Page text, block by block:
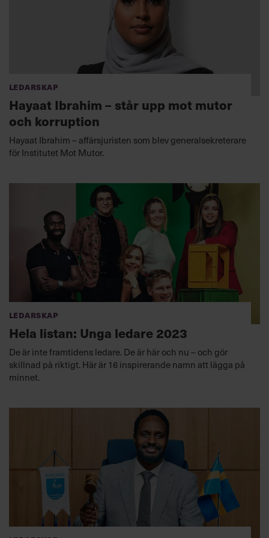
Ledarskap
Hayaat Ibrahim – står upp mot mutor
och korruption
Hayaat Ibrahim – affärsjuristen som blev generalsekreterare
för Institutet Mot Mutor.
Ledarskap
Hela listan: Unga ledare 2023
De är inte framtidens ledare. De är här och nu – och gör
skillnad på riktigt. Här är 16 inspirerande namn att lägga på
minnet.